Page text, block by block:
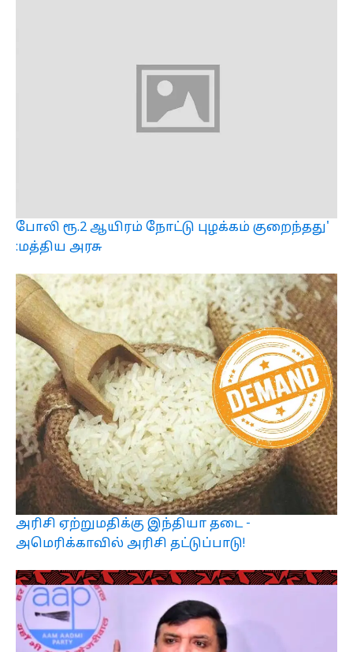
போலி ரூ.2 ஆயிரம் நோட்டு புழக்கம் குறைந்தது'
:மத்திய அரசு
அரிசி ஏற்றுமதிக்கு இந்தியா தடை -
அமெரிக்காவில் அரிசி தட்டுப்பாடு!